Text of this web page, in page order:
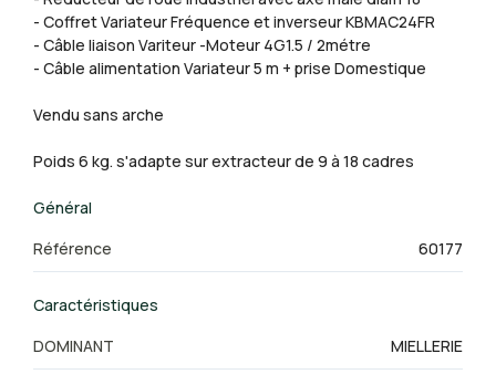
- Coffret Variateur Fréquence et inverseur KBMAC24FR
- Câble liaison Variteur -Moteur 4G1.5 / 2métre
- Câble alimentation Variateur 5 m + prise Domestique
Vendu sans arche
Poids 6 kg. s'adapte sur extracteur de 9 à 18 cadres
Général
Référence
60177
Caractéristiques
DOMINANT
MIELLERIE